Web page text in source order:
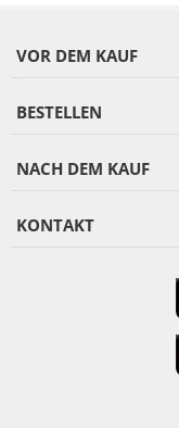
VOR DEM KAUF
BESTELLEN
NACH DEM KAUF
KONTAKT